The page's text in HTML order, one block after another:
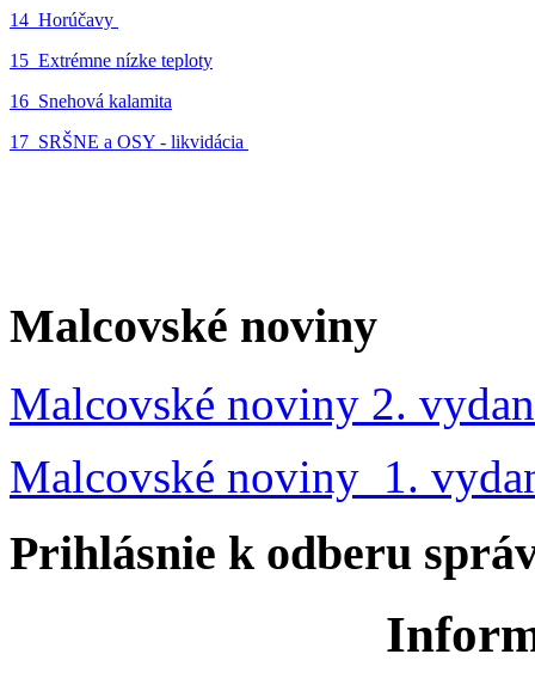
14_Horúčavy
15_Extrémne nízke teploty
16_Snehová kalamita
17_SRŠNE a OSY - likvidácia
Malcovské noviny
Malcovské noviny 2.
Malcovské noviny 1.
Prihlásnie k odberu